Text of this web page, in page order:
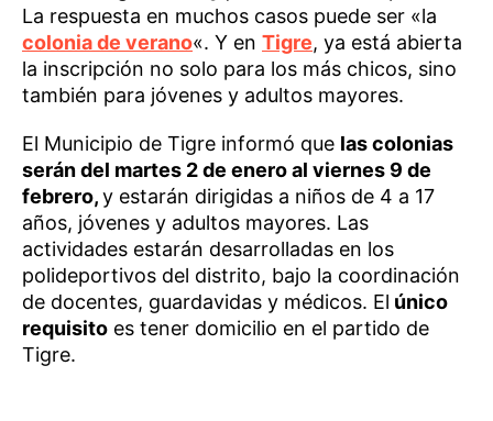
La respuesta en muchos casos puede ser «la
colonia de verano«. Y en Tigre, ya está abierta
la inscripción no solo para los más chicos, sino
también para jóvenes y adultos mayores.
El Municipio de Tigre informó que las colonias
serán del martes 2 de enero al viernes 9 de
febrero,y estarán dirigidas a niños de 4 a 17
años, jóvenes y adultos mayores. Las
actividades estarán desarrolladas en los
polideportivos del distrito, bajo la coordinación
de docentes, guardavidas y médicos. El único
requisito es tener domicilio en el partido de
Tigre.